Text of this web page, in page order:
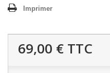
Imprimer
69,00 € TTC